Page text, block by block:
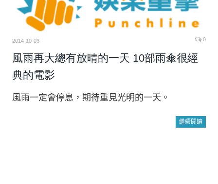
2014-10-03 0
風雨再大總有放晴的一天 10部雨傘很經
典的電影
風雨一定會停息，期待重見光明的一天。
繼續閱讀